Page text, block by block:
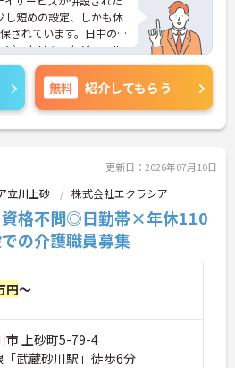
し短めの設定、しかも休
されています。日中の時
ッタリのスケジュール
全力で応援する職場で
すれば、介護職員初任
用を会社負担で取得可
にしっかりと給与に反
「スタッフミーティン
考える「ケースカンフ
。新人・ベテランに関
なで解決策を考えるフ
虐待防止研修などを通
の線引きを明確にし、
誇りを持てる職場環境
無料 紹介してもらう
更新日：2026年07月10日
立川上砂 株式会社エクラシア
資格不問◎日勤帯×年休110
の介護職員募集
円～
市 上砂町5-79-4
「武蔵砂川駅」徒歩6分